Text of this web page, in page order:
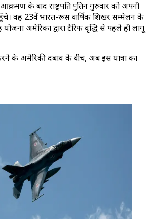
आक्रमण के बाद राष्ट्रपति पुतिन गुरुवार को अपनी
वह 23वें भारत-रूस वार्षिक शिखर सम्मेलन के
अमेरिका द्वारा टैरिफ वृद्धि से पहले ही लागू
के अमेरिकी दबाव के बीच, अब इस यात्रा का